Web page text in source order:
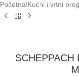
Početna/Kućni i vrtni
SCHEPPACH